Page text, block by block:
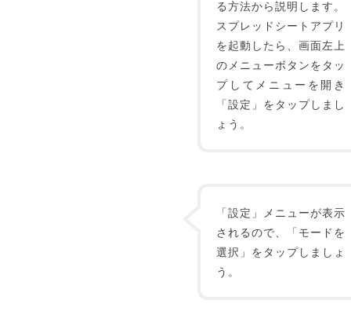
る方法から説明します。
スプレッドシートアプリ
を起動したら、画面左上
のメニューボタンをタッ
プしてメニューを開き
「設定」をタップしまし
ょう。
「設定」メニューが表示
されるので、「モードを
選択」をタップしましょ
う。